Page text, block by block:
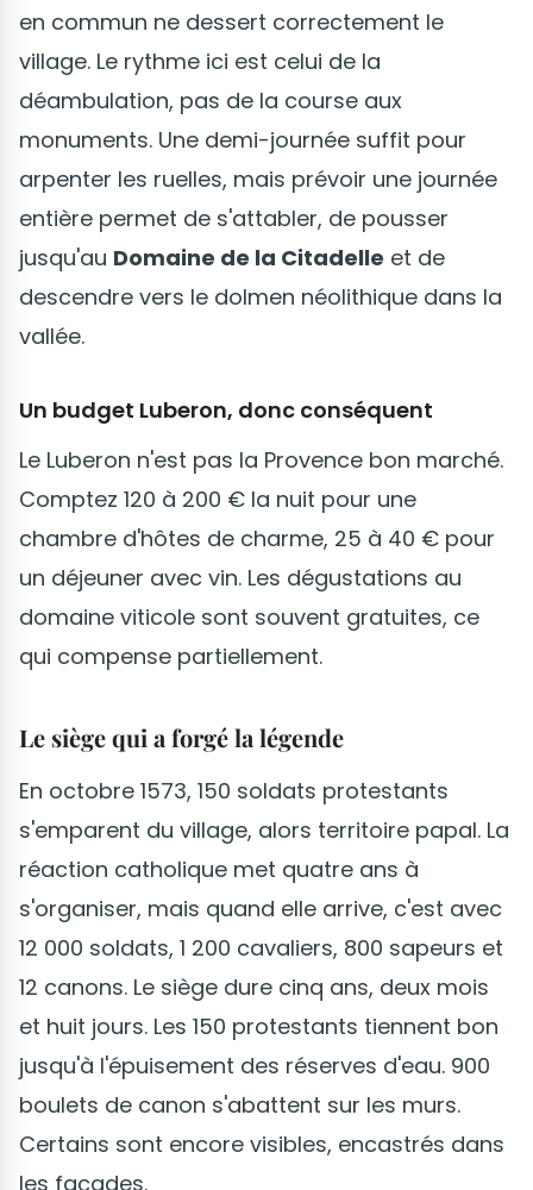
en commun ne dessert correctement le
village. Le rythme ici est celui de la
déambulation, pas de la course aux
monuments. Une demi-journée suffit pour
arpenter les ruelles, mais prévoir une journée
entière permet de s'attabler, de pousser
jusqu'au Domaine de la Citadelle et de
descendre vers le dolmen néolithique dans la
vallée.
Un budget Luberon, donc conséquent
Le Luberon n'est pas la Provence bon marché.
Comptez 120 à 200 € la nuit pour une
chambre d'hôtes de charme, 25 à 40 € pour
un déjeuner avec vin. Les dégustations au
domaine viticole sont souvent gratuites, ce
qui compense partiellement.
Le siège qui a forgé la légende
En octobre 1573, 150 soldats protestants
s'emparent du village, alors territoire papal. La
réaction catholique met quatre ans à
s'organiser, mais quand elle arrive, c'est avec
12 000 soldats, 1 200 cavaliers, 800 sapeurs et
12 canons. Le siège dure cinq ans, deux mois
et huit jours. Les 150 protestants tiennent bon
jusqu'à l'épuisement des réserves d'eau. 900
boulets de canon s'abattent sur les murs.
Certains sont encore visibles, encastrés dans
les façades.